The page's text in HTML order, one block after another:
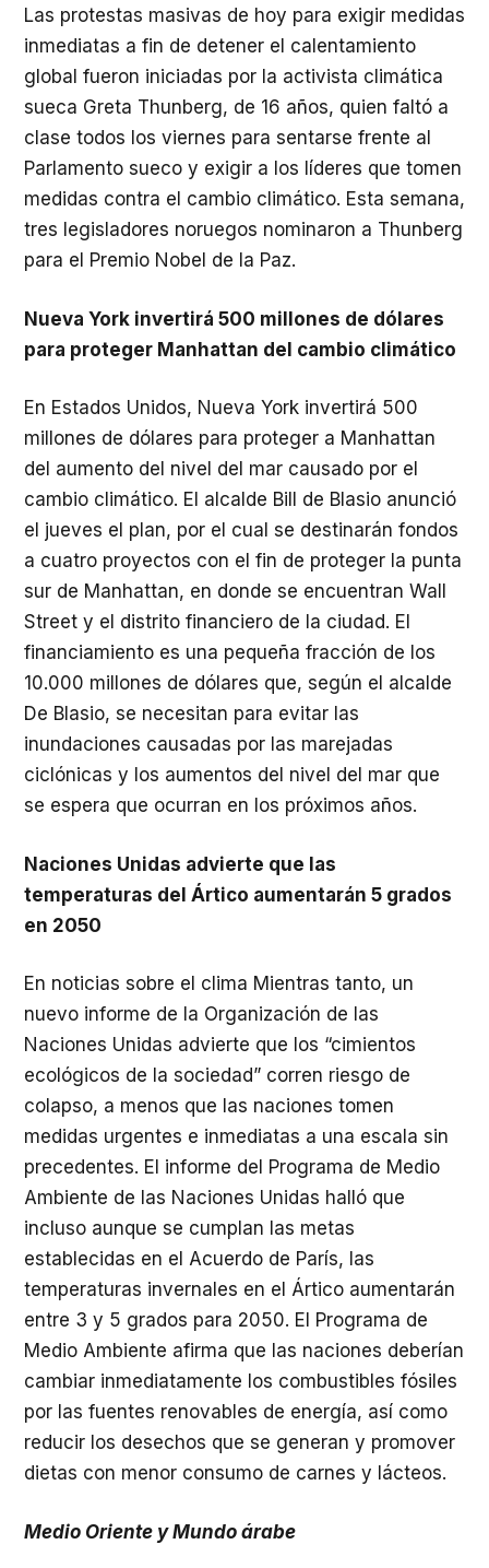
Las protestas masivas de hoy para exigir medidas
inmediatas a fin de detener el calentamiento
global fueron iniciadas por la activista climática
sueca Greta Thunberg, de 16 años, quien faltó a
clase todos los viernes para sentarse frente al
Parlamento sueco y exigir a los líderes que tomen
medidas contra el cambio climático. Esta semana,
tres legisladores noruegos nominaron a Thunberg
para el Premio Nobel de la Paz.
Nueva York invertirá 500 millones de dólares
para proteger Manhattan del cambio climático
En Estados Unidos, Nueva York invertirá 500
millones de dólares para proteger a Manhattan
del aumento del nivel del mar causado por el
cambio climático. El alcalde Bill de Blasio anunció
el jueves el plan, por el cual se destinarán fondos
a cuatro proyectos con el fin de proteger la punta
sur de Manhattan, en donde se encuentran Wall
Street y el distrito financiero de la ciudad. El
financiamiento es una pequeña fracción de los
10.000 millones de dólares que, según el alcalde
De Blasio, se necesitan para evitar las
inundaciones causadas por las marejadas
ciclónicas y los aumentos del nivel del mar que
se espera que ocurran en los próximos años.
Naciones Unidas advierte que las
temperaturas del Ártico aumentarán 5 grados
en 2050
En noticias sobre el clima Mientras tanto, un
nuevo informe de la Organización de las
Naciones Unidas advierte que los “cimientos
ecológicos de la sociedad” corren riesgo de
colapso, a menos que las naciones tomen
medidas urgentes e inmediatas a una escala sin
precedentes. El informe del Programa de Medio
Ambiente de las Naciones Unidas halló que
incluso aunque se cumplan las metas
establecidas en el Acuerdo de París, las
temperaturas invernales en el Ártico aumentarán
entre 3 y 5 grados para 2050. El Programa de
Medio Ambiente afirma que las naciones deberían
cambiar inmediatamente los combustibles fósiles
por las fuentes renovables de energía, así como
reducir los desechos que se generan y promover
dietas con menor consumo de carnes y lácteos.
Medio Oriente y Mundo árabe